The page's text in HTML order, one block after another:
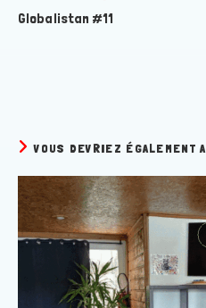
articles
Globalistan #11
VOUS DEVRIEZ ÉGALEMENT